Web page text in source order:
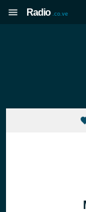
Radio .co.ve